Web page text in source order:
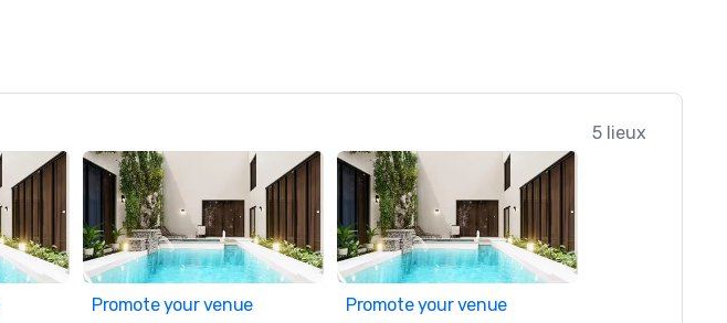
5 lieux
Promote your venue Promote your venue